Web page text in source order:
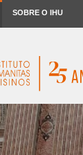
SOBRE O IHU